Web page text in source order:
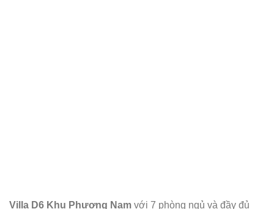
Villa D6 Khu Phương Nam với 7 phòng ngủ và đầy đủ